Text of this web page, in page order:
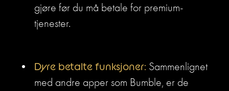
gjøre før du må betale for premium-
tjenester.
Dyre betalte funksjoner: Sammenlignet
med andre apper som Bumble, er de